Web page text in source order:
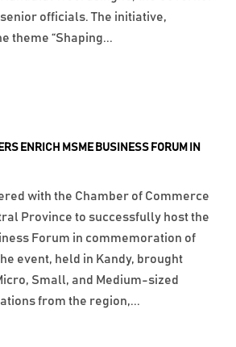
ENRICH MSME BUSINESS FORUM IN
with the Chamber of Commerce
Province to successfully host the
Forum in commemoration of
event, held in Kandy, brought
Small, and Medium-sized
from the region,...
officials. The initiative,
theme “Shaping...